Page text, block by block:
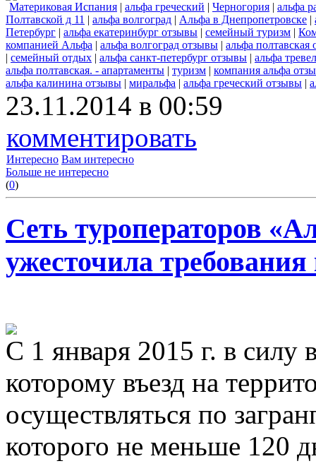
Материковая Испания | альфа греческий | Черногория | альфа
Полтавской д 11 | альфа волгоград | Альфа в Днепропетровске |
Петербург | альфа екатеринбург отзывы | семейный туризм |
компанией Альфа | альфа волгоград отзывы | альфа полтавская
| семейный отдых | альфа санкт-петербург отзывы | альфа
альфа полтавская. - апартаменты | туризм | компания альфа
альфа калинина отзывы | миральфа | альфа греческий отзывы |
23.11.2014 в 00:59
комментировать
Интересно Вам интересно
Больше не интересно
(0)
Сеть туроператоров
ужесточила
С 1 января 2015 г. в силу
которому въезд на
осуществляться по
которого не меньше 120